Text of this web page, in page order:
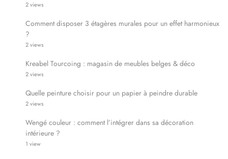
2 views
Comment disposer 3 étagères murales pour un effet harmonieux
?
2 views
Kreabel Tourcoing : magasin de meubles belges & déco
2 views
Quelle peinture choisir pour un papier à peindre durable
2 views
Wengé couleur : comment l’intégrer dans sa décoration
intérieure ?
1 view